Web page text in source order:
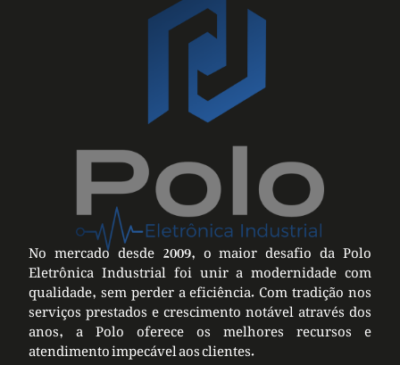
No mercado desde 2009, o maior desafio da Polo
Eletrônica Industrial foi unir a modernidade com
qualidade, sem perder a eficiência. Com tradição nos
serviços prestados e crescimento notável através dos
anos, a Polo oferece os melhores recursos e
atendimento impecável aos clientes.